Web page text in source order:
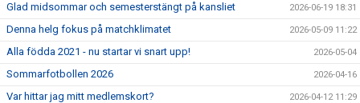
Glad midsommar och semesterstängt på kansliet 2026-06-19 18:31
Denna helg fokus på matchklimatet 2026-05-09 11:22
Alla födda 2021 - nu startar vi snart upp! 2026-05-04
Sommarfotbollen 2026 2026-04-16
Var hittar jag mitt medlemskort? 2026-04-12 11:29